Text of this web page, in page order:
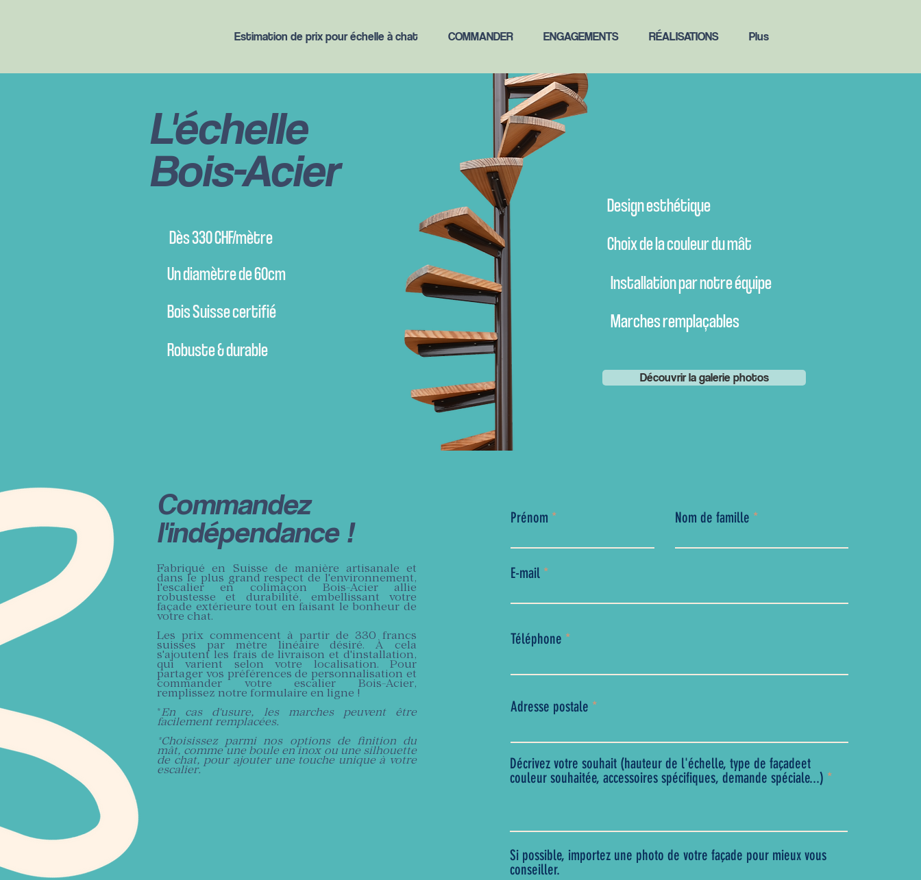
Estimation de prix pour échelle à chat COMMANDER ENGAGEMENTS RÉALISATIONS Plus
L'échelle
Bois-Acier
Dès 330 CHF/mètre
Un diamètre de 60cm
Bois Suisse certifié
Robuste & durable
Design esthétique
Choix de la couleur du mât
Installation par notre équipe
Marches remplaçables
Découvrir la galerie photos
Fabriqué en Suisse de manière artisanale et
dans le plus grand respect de l'environnement,
l'escalier en colimaçon Bois-Acier allie
robustesse et durabilité, embellissant votre
façade extérieure tout en faisant le bonheur de
votre chat.
Les prix commencent à partir de 330 francs
suisses par mètre linéaire désiré. À cela
s'ajoutent les frais de livraison et d'installation,
qui varient selon votre localisation. Pour
partager vos préférences de personnalisation et
commander votre escalier Bois-Acier,
remplissez notre formulaire en ligne !
* En cas d'usure, les marches peuvent être
facilement remplacées.
*Choisissez parmi nos options de finition du
mât, comme une boule en inox ou une silhouette
de chat, pour ajouter une touche unique à votre
escalier.
Prénom Nom de famille
E-mail
Téléphone
Adresse postale
Décrivez votre souhait (hauteur de l'échelle, type de façadeet
couleur souhaitée, accessoires spécifiques, demande spéciale...)
Si possible, importez une photo de votre façade pour mieux vous
conseiller.
Commandez
l'indépendance !